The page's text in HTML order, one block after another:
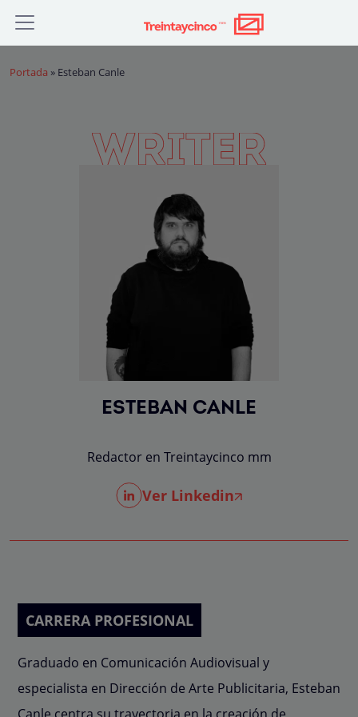
Portada » Esteban Canle
ESTEBAN CANLE
Redactor en Treintaycinco mm
Ver Linkedin
CARRERA PROFESIONAL
Graduado en Comunicación Audiovisual y
especialista en Dirección de Arte Publicitaria, Esteban